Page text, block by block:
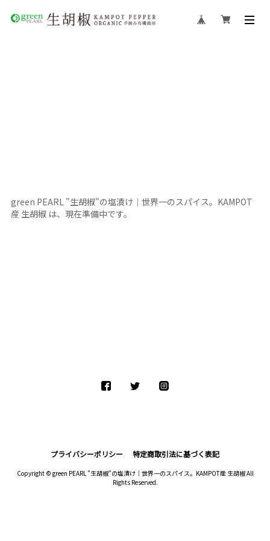
green PEARL "生胡椒"の塩漬け｜世界一のスパイス。KAMPOT
産 生胡椒 は、現在準備中です。
プライバシーポリシー 特定商取引法に基づく表記
Copyright © green PEARL "生胡椒"の塩漬け｜世界一のスパイス。KAMPOT産 生胡椒 All
Rights Reserved.